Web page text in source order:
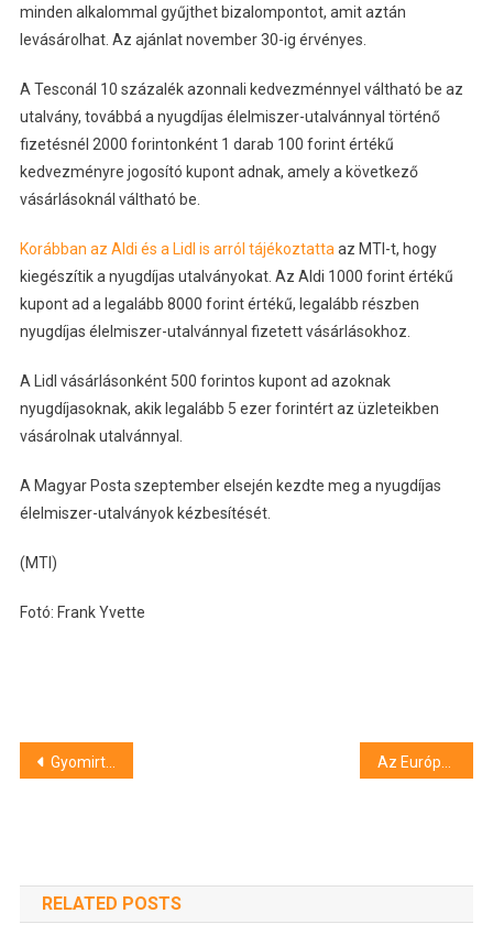
minden alkalommal gyűjthet bizalompontot, amit aztán
levásárolhat. Az ajánlat november 30-ig érvényes.
A Tesconál 10 százalék azonnali kedvezménnyel váltható be az
utalvány, továbbá a nyugdíjas élelmiszer-utalvánnyal történő
fizetésnél 2000 forintonként 1 darab 100 forint értékű
kedvezményre jogosító kupont adnak, amely a következő
vásárlásoknál váltható be.
Korábban az Aldi és a Lidl is arról tájékoztatta az MTI-t, hogy
kiegészítik a nyugdíjas utalványokat. Az Aldi 1000 forint értékű
kupont ad a legalább 8000 forint értékű, legalább részben
nyugdíjas élelmiszer-utalvánnyal fizetett vásárlásokhoz.
A Lidl vásárlásonként 500 forintos kupont ad azoknak
nyugdíjasoknak, akik legalább 5 ezer forintért az üzleteikben
vásárolnak utalvánnyal.
A Magyar Posta szeptember elsején kezdte meg a nyugdíjas
élelmiszer-utalványok kézbesítését.
(MTI)
Fotó: Frank Yvette
Bejegyzés
Gyomirtásba kezd a Szegedi Közlekedési Társaság
RELATED POSTS